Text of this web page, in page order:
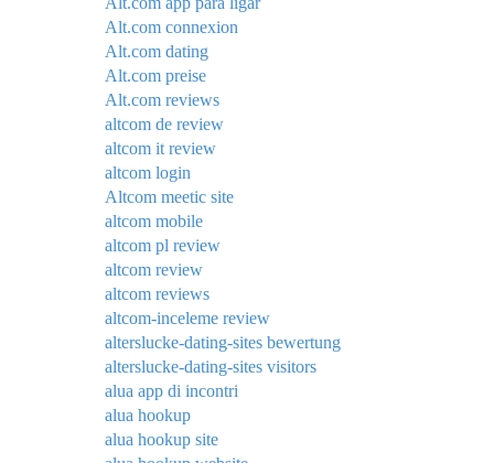
Alt.com connexion
Alt.com dating
Alt.com preise
Alt.com reviews
altcom de review
altcom it review
altcom login
Altcom meetic site
altcom mobile
altcom pl review
altcom review
altcom reviews
altcom-inceleme review
alterslucke-dating-sites bewertung
alterslucke-dating-sites visitors
alua app di incontri
alua hookup
alua hookup site